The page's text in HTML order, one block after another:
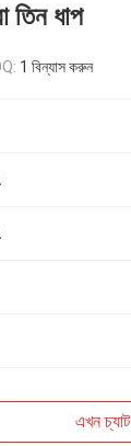
তিন ধাপ
1 বিন্যাস করুন
এখন চ্যাট